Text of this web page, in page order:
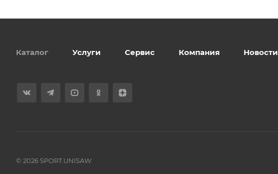
Каталог Услуги Сервис Компания Новости
© 2026 SPORT.UNISAW